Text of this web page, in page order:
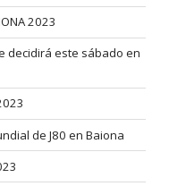
2023
decidirá este sábado en
de J80 en Baiona